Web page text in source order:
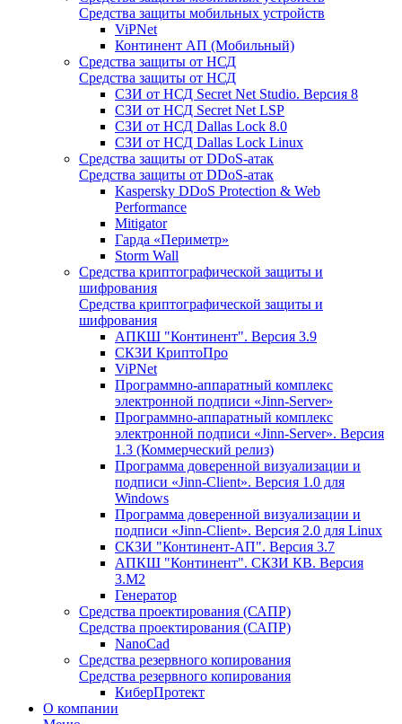
Средства защиты мобильных устройств
ViPNet
Континент АП (Мобильный)
Средства защиты от НСД
Средства защиты от НСД
СЗИ от НСД Secret Net Studio. Версия 8
СЗИ от НСД Secret Net LSP
СЗИ от НСД Dallas Lock 8.0
СЗИ от НСД Dallas Lock Linux
Средства защиты от DDoS-атак
Средства защиты от DDoS-атак
Kaspersky DDoS Protection & Web
Performance
Mitigator
Гарда «Периметр»
Storm Wall
Средства криптографической защиты и
шифрования
Средства криптографической защиты и
шифрования
АПКШ "Континент". Версия 3.9
СКЗИ КриптоПро
ViPNet
Программно-аппаратный комплекс
электронной подписи «Jinn-Server»
Программно-аппаратный комплекс
электронной подписи «Jinn-Server». Версия
1.3 (Коммерческий релиз)
Программа доверенной визуализации и
подписи «Jinn-Client». Версия 1.0 для
Windows
Программа доверенной визуализации и
подписи «Jinn-Client». Версия 2.0 для Linux
СКЗИ "Континент-АП". Версия 3.7
АПКШ "Континент". СКЗИ КВ. Версия
3.М2
Генератор
Средства проектирования (САПР)
Средства проектирования (САПР)
NanoCad
Средства резервного копирования
Средства резервного копирования
КиберПротект
О компании